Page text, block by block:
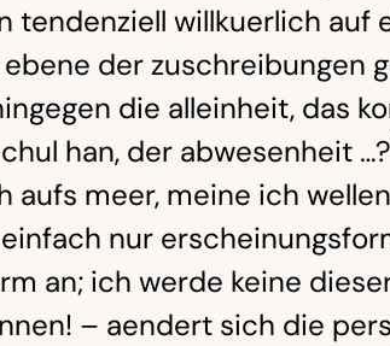
tendenziell willkuerlich auf
der zuschreibungen
die alleinheit, das
han, der abwesenheit …?
aufs meer, meine ich wellen
nur
an; ich werde keine
– aendert sich die